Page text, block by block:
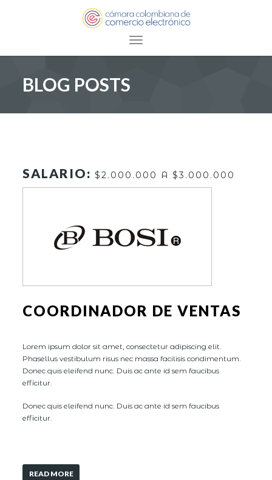
Toggle navigation
BLOG POSTS
SALARIO:$2.000.000 A $3.000.000
COORDINADOR DE VENTAS
Lorem ipsum dolor sit amet, consectetur adipiscing elit.
Phasellus vestibulum risus nec massa facilisis condimentum.
Donec quis eleifend nunc. Duis ac ante id sem faucibus
efficitur.
Donec quis eleifend nunc. Duis ac ante id sem faucibus
efficitur.
READ MORE